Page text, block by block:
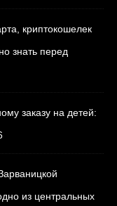
криптокошелек
знать перед
заказу на детей:
из центральных